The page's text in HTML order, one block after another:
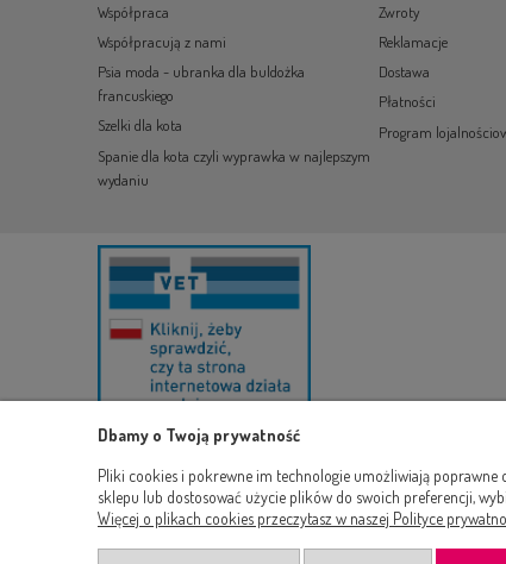
Współpraca
Współpracują z nami
Psia moda - ubranka dla buldożka
francuskiego
Szelki dla kota
Spanie dla kota czyli wyprawka w najlepszym
wydaniu
Zwroty
Reklamacje
Dostawa
Płatności
Program
Dbamy o Twoją prywatność
Pliki cookies i pokrewne im technologie umożliwiają poprawne
sklepu lub dostosować użycie plików do swoich preferencji,
Więcej o plikach cookies przeczytasz w naszej Polityce